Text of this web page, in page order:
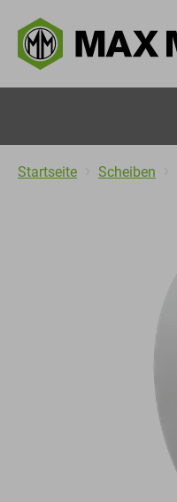
Startseite Scheiben